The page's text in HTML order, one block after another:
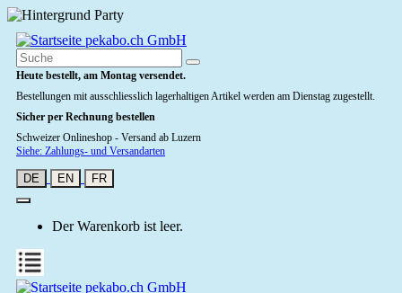
Heute bestellt, am Montag versendet.
Bestellungen mit ausschliesslich lagerhaltigen Artikel werden am Dienstag zugestellt.
Sicher per Rechnung bestellen
Schweizer Onlineshop - Versand ab Luzern
Siehe: Zahlungs- und Versandarten
DE EN FR
Der Warenkorb ist leer.